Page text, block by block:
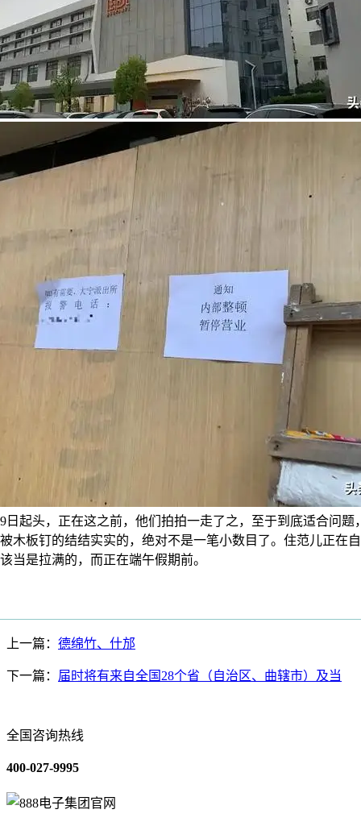
日起头，正在这之前，他们拍拍一走了之，至于到底适合问题
木板钉的结结实实的，绝对不是一笔小数目了。住范儿正在
当是拉满的，而正在端午假期前。
上一篇： 德绵竹、什邡
下一篇： 届时将有来自全国28个省（自治区、曲辖市）及当
全国咨询热线
400-027-9995